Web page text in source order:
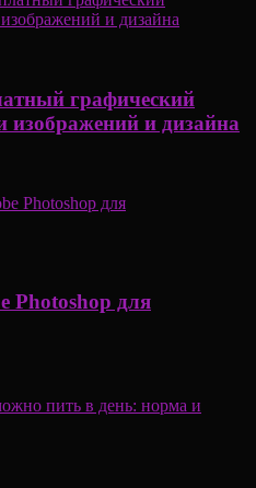
графический
изображений и дизайна
Photoshop для